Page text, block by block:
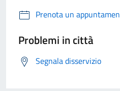
Prenota un
Problemi in città
Segnala disservizio